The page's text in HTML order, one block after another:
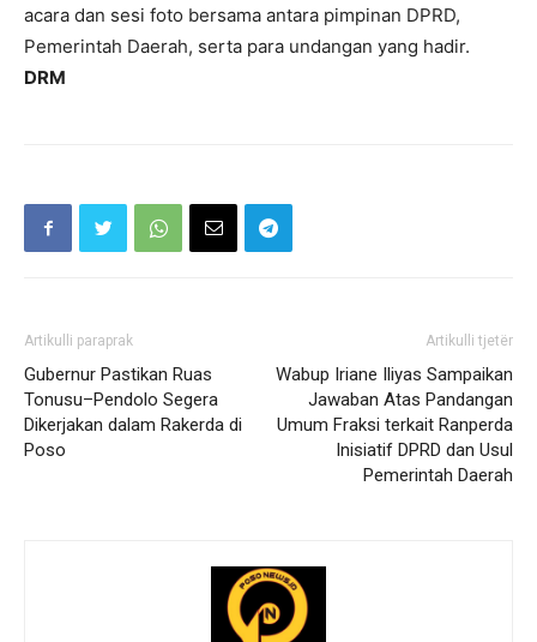
acara dan sesi foto bersama antara pimpinan DPRD,
Pemerintah Daerah, serta para undangan yang hadir.
DRM
Artikulli paraprak
Gubernur Pastikan Ruas
Tonusu–Pendolo Segera
Dikerjakan dalam Rakerda di
Poso
Artikulli tjetër
Wabup Iriane Iliyas Sampaikan
Jawaban Atas Pandangan
Umum Fraksi terkait Ranperda
Inisiatif DPRD dan Usul
Pemerintah Daerah